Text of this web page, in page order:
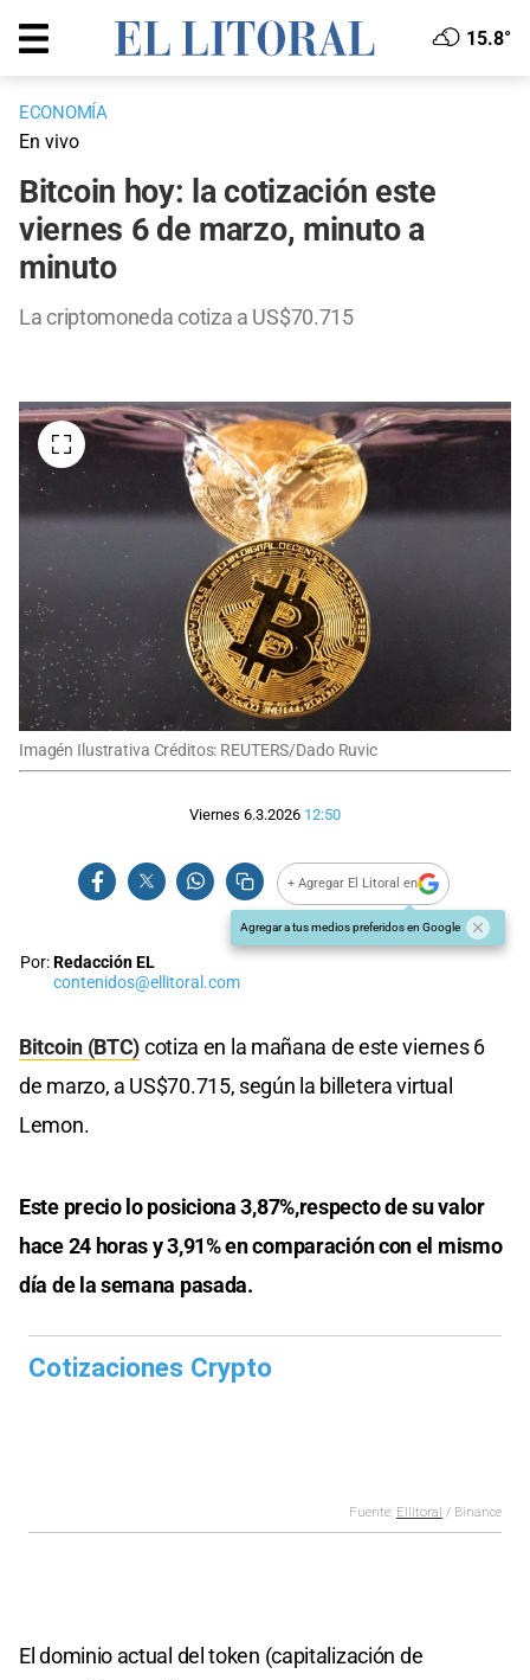
15.8°
ECONOMÍA
En vivo
Bitcoin hoy: la cotización este
viernes 6 de marzo, minuto a
minuto
La criptomoneda cotiza a US$70.715
Imagén Ilustrativa Créditos: REUTERS/Dado Ruvic
Viernes 6.3.2026 12:50
+ Agregar El Litoral en
Agregar a tus medios preferidos en Google
Por:Redacción EL
contenidos@ellitoral.com
Bitcoin (BTC)cotiza en la mañana de este viernes 6
de marzo, a US$70.715, según la billetera virtual
Lemon.
Este precio lo posiciona 3,87%,respecto de su valor
hace 24 horas y 3,91% en comparación con el mismo
día de la semana pasada.
El dominio actual del token (capitalización de